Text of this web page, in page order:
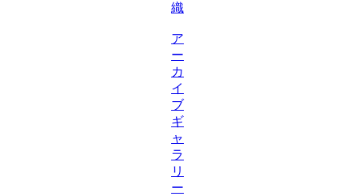
織
ア
ー
カ
イ
ブ
ギ
ャ
ラ
リ
ー